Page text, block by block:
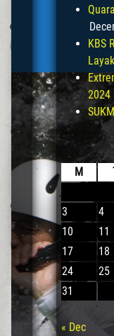
KBS
2024
M
3
4
10
11
17
18
24
25
31
« Dec